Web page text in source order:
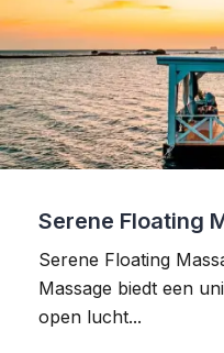
Serene Floating
Serene Floating
Massage biedt een
open lucht...